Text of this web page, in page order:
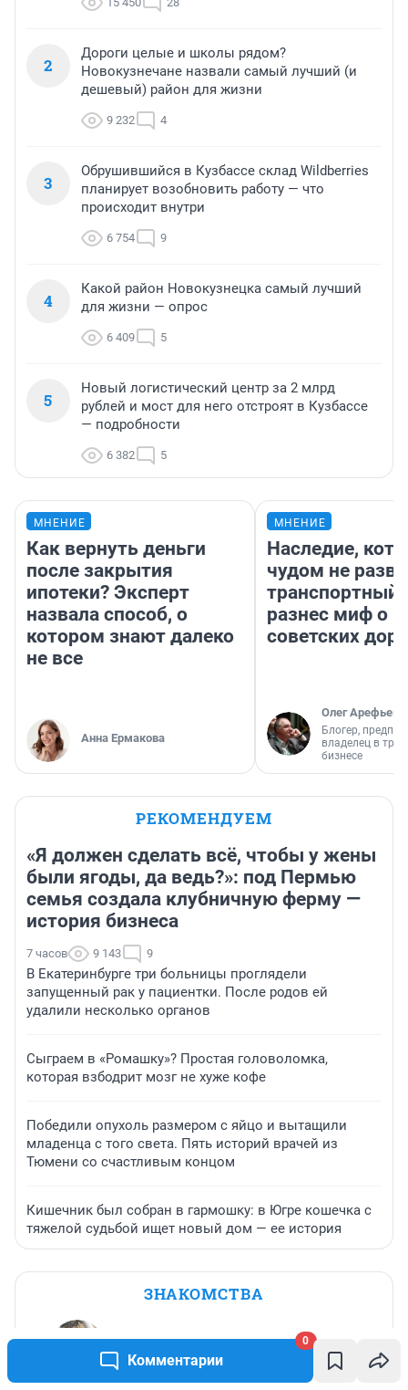
Комментарии
0
2
Дороги целые и школы рядом?
Новокузнечане назвали самый лучший (и
дешевый) район для жизни
9 232 4
3
Обрушившийся в Кузбассе склад Wildberries
планирует возобновить работу — что
происходит внутри
6 754 9
4
Какой район Новокузнецка самый лучший
для жизни — опрос
6 409 5
5
Новый логистический центр за 2 млрд
рублей и мост для него отстроят в Кузбассе
— подробности
6 382 5
МНЕНИЕ
Как вернуть деньги
после закрытия
ипотеки? Эксперт
назвала способ, о
котором знают далеко
не все
Анна Ермакова
МНЕНИЕ
Наследие,
чудом не
транспортный
разнес миф о
советских
Олег Арефьев
Блогер,
владелец в
бизнесе
РЕКОМЕНДУЕМ
«Я должен сделать всё, чтобы у жены
были ягоды, да ведь?»: под Пермью
семья создала клубничную ферму —
история бизнеса
7 часов 9 143 9
В Екатеринбурге три больницы проглядели
запущенный рак у пациентки. После родов ей
удалили несколько органов
Сыграем в «Ромашку»? Простая головоломка,
которая взбодрит мозг не хуже кофе
Победили опухоль размером с яйцо и вытащили
младенца с того света. Пять историй врачей из
Тюмени со счастливым концом
Кишечник был собран в гармошку: в Югре кошечка с
тяжелой судьбой ищет новый дом — ее история
ЗНАКОМСТВА